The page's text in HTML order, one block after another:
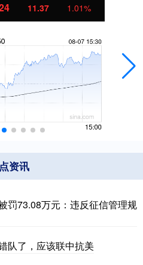
11.37 1.01%
资讯
罚73.08万元：违反征信管理规
队了，应该联中抗美